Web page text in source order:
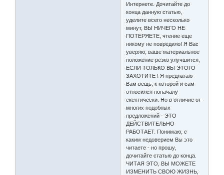
Интернете. Дочитайте до
конца данную статью,
уделите всего несколько
минут, ВЫ НИЧЕГО НЕ
ПОТЕРЯЕТЕ, чтение еще
никому не повредило! Я Вас
уверяю, ваше материальное
положение резко улучшится,
ЕСЛИ ТОЛЬКО ВЫ ЭТОГО
ЗАХОТИТЕ ! Я предлагаю
Вам вещь, к которой и сам
относился поначалу
скептически. Но в отличие от
многих подобных
предложений - ЭТО
ДЕЙСТВИТЕЛЬНО
РАБОТАЕТ. Понимаю, с
каким недоверием Вы это
читаете - но прошу,
дочитайте статью до конца.
ЧИТАЯ ЭТО, ВЫ МОЖЕТЕ
ИЗМЕНИТЬ СВОЮ ЖИЗНЬ,